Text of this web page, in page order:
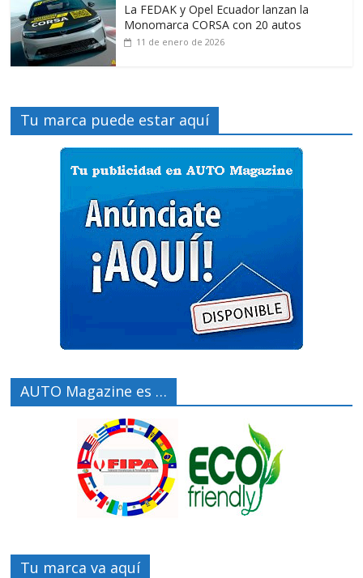
La FEDAK y Opel Ecuador lanzan la
Monomarca CORSA con 20 autos
11 de enero de 2026
Tu marca puede estar aquí
AUTO Magazine es …
Tu marca va aquí